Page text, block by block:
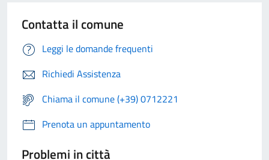
Contatta il comune
Leggi le domande frequenti
Richiedi Assistenza
Chiama il comune (+39) 0712221
Prenota un appuntamento
Problemi in città